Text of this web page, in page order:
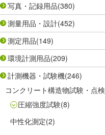
写真・記録用品(380)
測量用品・設計(452)
測定用品(149)
環境計測用品(209)
計測機器・試験機(246)
コンクリート構造物試験・点検
圧縮強度試験(8)
中性化測定(2)